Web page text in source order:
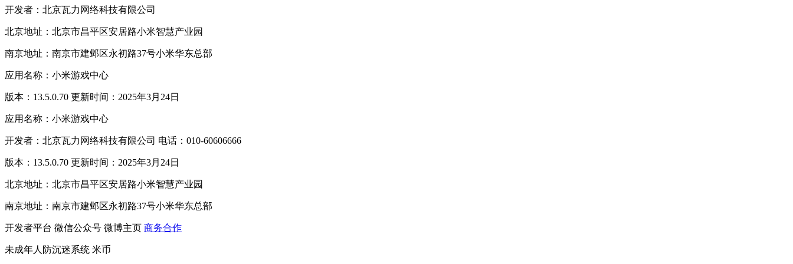
开发者：北京瓦力网络科技有限公司
北京地址：北京市昌平区安居路小米智慧产业园
南京地址：南京市建邺区永初路37号小米华东总部
应用名称：小米游戏中心
版本：13.5.0.70 更新时间：2025年3月24日
应用名称：小米游戏中心
开发者：北京瓦力网络科技有限公司 电话：010-60606666
版本：13.5.0.70 更新时间：2025年3月24日
北京地址：北京市昌平区安居路小米智慧产业园
南京地址：南京市建邺区永初路37号小米华东总部
开发者平台 微信公众号 微博主页 商务合作
未成年人防沉迷系统 米币